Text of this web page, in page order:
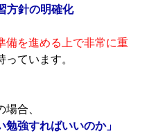
方針の明確化
備を進める上で非常に重
っています。
合、
勉強すればいいのか」